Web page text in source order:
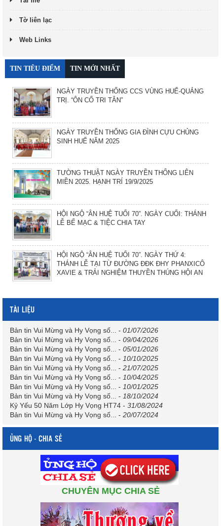
Tờ liên lạc
Web Links
TIN TIÊU ĐIỂM TIN MỚI NHẤT
NGÀY TRUYỀN THỐNG CCS VÙNG HUẾ-QUẢNG
TRỊ. “ÔN CỐ TRI TÂN”
NGÀY TRUYỀN THỐNG GIA ĐÌNH CỰU CHỦNG
SINH HUẾ NĂM 2025
TƯỜNG THUẬT NGÀY TRUYỀN THỐNG LIÊN
MIỀN 2025. HẠNH TRÍ 19/9/2025
HỘI NGỘ “ÂN HUỆ TUỔI 70”. NGÀY CUỐI: THÁNH
LỄ BẾ MẠC & TIỆC CHIA TAY
HỘI NGỘ “ÂN HUỆ TUỔI 70”. NGÀY THỨ 4:
THÁNH LỄ TẠI TỪ ĐƯỜNG ĐĐK ĐHY PHANXICÔ
XAVIE & TRẢI NGHIỆM THUYỀN THÚNG HỘI AN
TÀI LIỆU
Bản tin Vui Mừng và Hy Vọng số... - 01/07/2026
Bản tin Vui Mừng và Hy Vọng số...
- 09/04/2026
Bản tin Vui Mừng và Hy Vọng số...
- 05/01/2026
Bản tin Vui Mừng và Hy Vọng số...
- 10/10/2025
Bản tin Vui Mừng và Hy Vọng số...
- 21/07/2025
Bản tin Vui Mừng và Hy Vọng số...
- 10/04/2025
Bản tin Vui Mừng và Hy Vọng số...
- 10/01/2025
Bản tin Vui Mừng và Hy Vọng số...
- 18/10/2024
Kỷ Yếu 50 Năm Lớp Hy Vọng HT74 - 31/08/2024
Bản tin Vui Mừng và Hy Vọng số...
- 20/07/2024
ỦNG HỘ - CHIA SẺ
CHUYÊN MỤC CHIA SẺ